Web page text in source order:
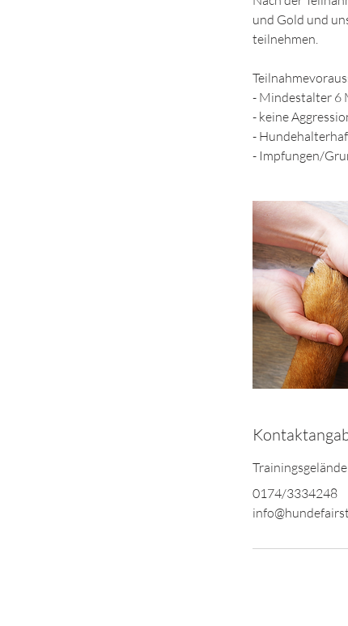
und Gold und
teilnehmen.
- Mindestalter 6
- keine
-
- Impfungen/
0174/3334248